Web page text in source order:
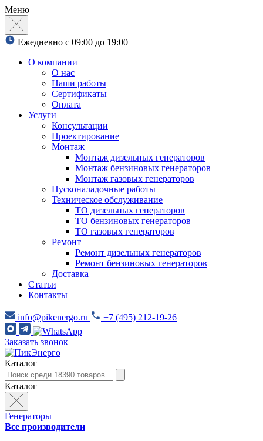
Меню
Ежедневно с 09:00 до 19:00
О компании
О нас
Наши работы
Сертификаты
Оплата
Услуги
Консультации
Проектирование
Монтаж
Монтаж дизельных генераторов
Монтаж бензиновых генераторов
Монтаж газовых генераторов
Пусконаладочные работы
Техническое обслуживание
ТО дизельных генераторов
ТО бензиновых генераторов
ТО газовых генераторов
Ремонт
Ремонт дизельных генераторов
Ремонт бензиновых генераторов
Доставка
Статьи
Контакты
info@pikenergo.ru +7 (495) 212-19-26
Заказать звонок
Каталог
Каталог
Генераторы
Все производители